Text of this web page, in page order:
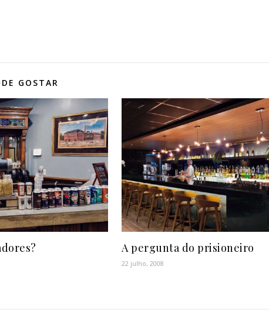
GOSTAR
A pergunta do prisioneiro
22 julho, 2008